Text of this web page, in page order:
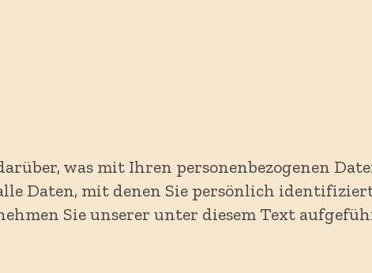
was mit Ihren personenbezogenen
Daten, mit denen Sie persönlich
Sie unserer unter diesem Text